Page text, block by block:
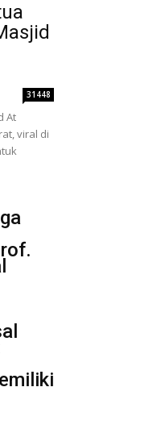
31448
At
viral di